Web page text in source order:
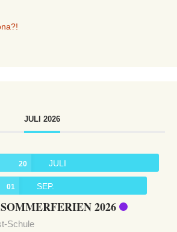
JULI 2026
20 JULI
01 SEP.
2026
Schule